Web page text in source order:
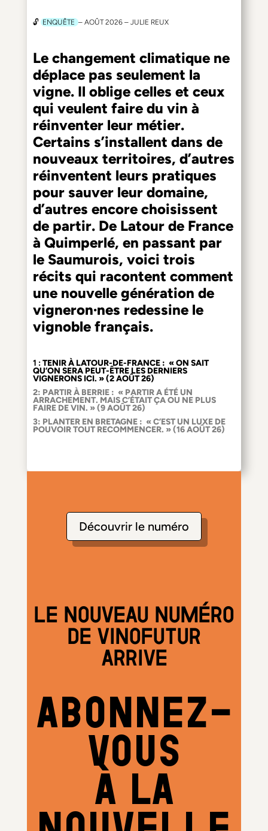
🔓 ENQUÊTE – AOÛT 2026 – JULIE REUX
Le changement climatique ne
déplace pas seulement la
vigne. Il oblige celles et ceux
qui veulent faire du vin à
réinventer leur métier.
Certains s’installent dans de
nouveaux territoires, d’autres
réinventent leurs pratiques
pour sauver leur domaine,
d’autres encore choisissent
de partir. De Latour de France
à Quimperlé, en passant par
le Saumurois, voici trois
récits qui racontent comment
une nouvelle génération de
vigneron·nes redessine le
vignoble français.
1 :TENIR À LATOUR-DE-FRANCE : « ON SAIT
QU’ON SERA PEUT-ÊTRE LES DERNIERS
VIGNERONS ICI. » (2 AOÛT 26)
2: PARTIR À BERRIE : « PARTIR A ÉTÉ UN
ARRACHEMENT. MAIS C’ÉTAIT ÇA OU NE PLUS
FAIRE DE VIN. » (9 AOÛT 26)
3: PLANTER EN BRETAGNE : « C’EST UN LUXE DE
POUVOIR TOUT RECOMMENCER. » (16 AOÛT 26)
Découvrir le numéro
LE NOUVEAU NUMÉRO
DE VINOFUTUR
ARRIVE
ABONNEZ-
VOUS
À LA